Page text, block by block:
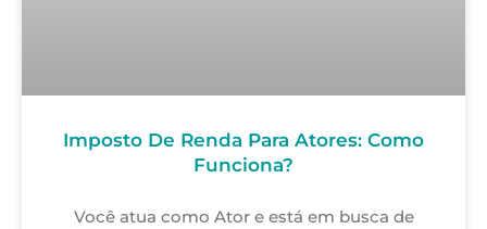
Imposto De Renda Para Atores: Como
Funciona?
Você atua como Ator e está em busca de